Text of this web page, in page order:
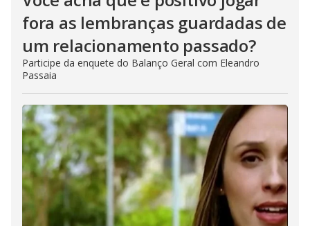
fora as lembranças guardadas de
um relacionamento passado?
Participe da enquete do Balanço Geral com Eleandro
Passaia